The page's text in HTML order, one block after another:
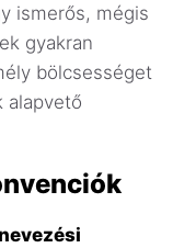
ismerős, mégis
gyakran
bölcsességet
alapvető